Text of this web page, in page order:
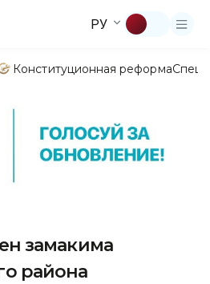
РУ
Конституционная реформа
замакима
района